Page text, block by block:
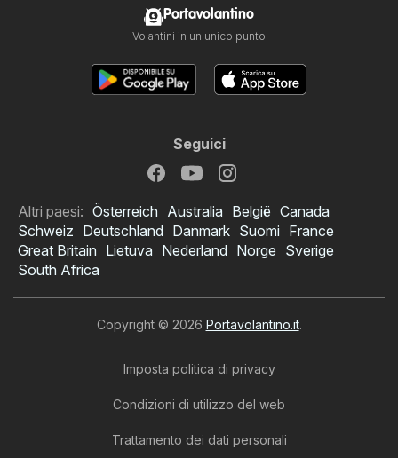
Portavolantino
Volantini in un unico punto
Seguici
Altri paesi: Österreich Australia België Canada
Schweiz Deutschland Danmark Suomi France
Great Britain Lietuva Nederland Norge Sverige
South Africa
Copyright © 2026 Portavolantino.it.
Imposta politica di privacy
Condizioni di utilizzo del web
Trattamento dei dati personali